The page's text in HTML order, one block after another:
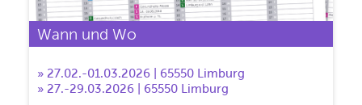
Wann und Wo
» 27.02.-01.03.2026 | 65550 Limburg
» 27.-29.03.2026 | 65550 Limburg